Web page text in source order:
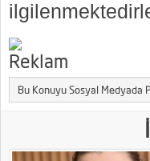
Bu Konuyu Sosyal Medyada